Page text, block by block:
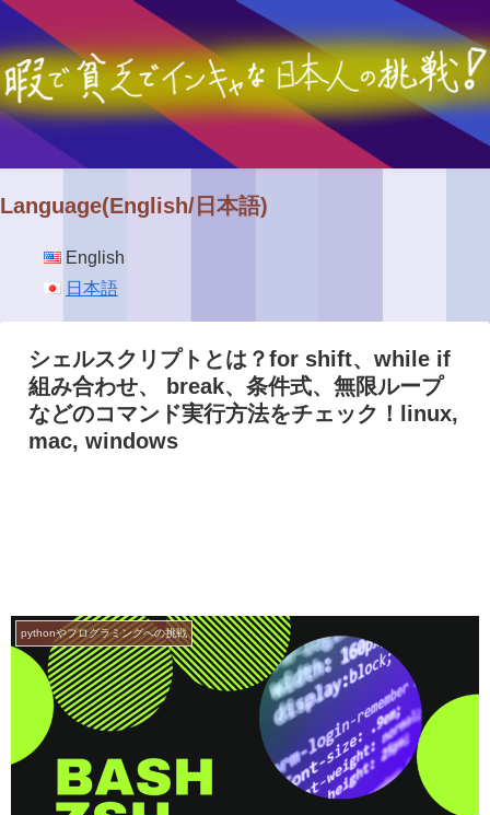
Language(English/日本語)
English
日本語
シェルスクリプトとは？for shift、while if
組み合わせ、 break、条件式、無限ループ
などのコマンド実行方法をチェック！linux,
mac, windows
pythonやプログラミングへの挑戦